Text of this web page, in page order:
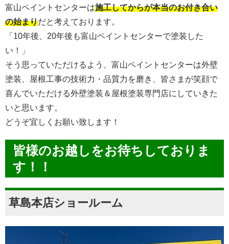
富山ペイントセンターは施工してからが本当のお付き合い
の始まりだと考えております。
「10年後、20年後も富山ペイントセンターで塗装した
い！」
そう思っていただけるよう、富山ペイントセンターは外壁
塗装、屋根工事の技術力・品質力を磨き、皆さまが笑顔で
喜んでいただける外壁塗装＆屋根塗装専門店にしていきた
いと思います。
どうぞ宜しくお願い致します！
皆様のお越しをお待ちしておりま
す！！
草島本店ショールーム